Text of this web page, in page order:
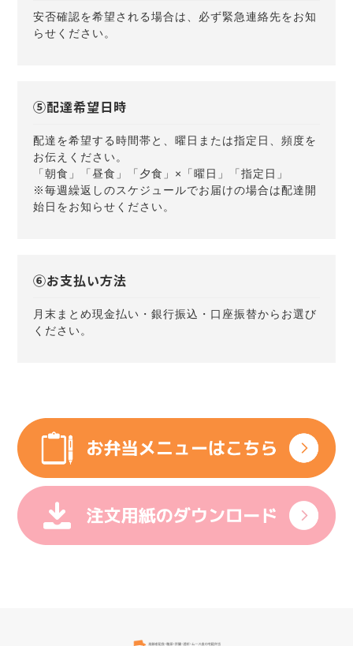
安否確認を希望される場合は、必ず緊急連絡先をお知
らせください。
⑤配達希望日時
配達を希望する時間帯と、曜日または指定日、頻度を
お伝えください。
「朝食」「昼食」「夕食」×「曜日」「指定日」
※毎週繰返しのスケジュールでお届けの場合は配達開
始日をお知らせください。
⑥お支払い方法
月末まとめ現金払い・銀行振込・口座振替からお選び
ください。